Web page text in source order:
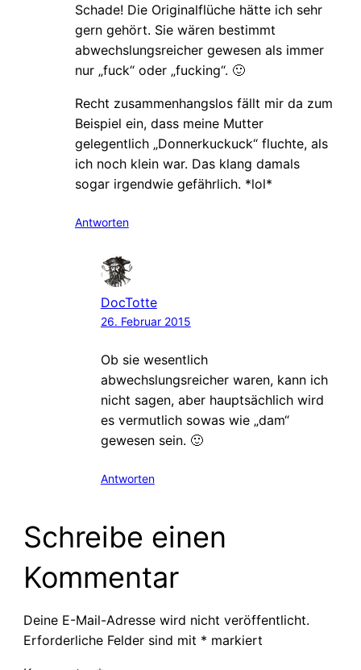
Schade! Die Originalflüche hätte ich sehr
gern gehört. Sie wären bestimmt
abwechslungsreicher gewesen als immer
nur „fuck“ oder „fucking“. 🙂
Recht zusammenhangslos fällt mir da zum
Beispiel ein, dass meine Mutter
gelegentlich „Donnerkuckuck“ fluchte, als
ich noch klein war. Das klang damals
sogar irgendwie gefährlich. *lol*
Antworten
DocTotte
26. Februar 2015
Ob sie wesentlich
abwechslungsreicher waren, kann ich
nicht sagen, aber hauptsächlich wird
es vermutlich sowas wie „dam“
gewesen sein. 🙂
Antworten
Schreibe einen
Kommentar
Deine E-Mail-Adresse wird nicht veröffentlicht.
Erforderliche Felder sind mit * markiert